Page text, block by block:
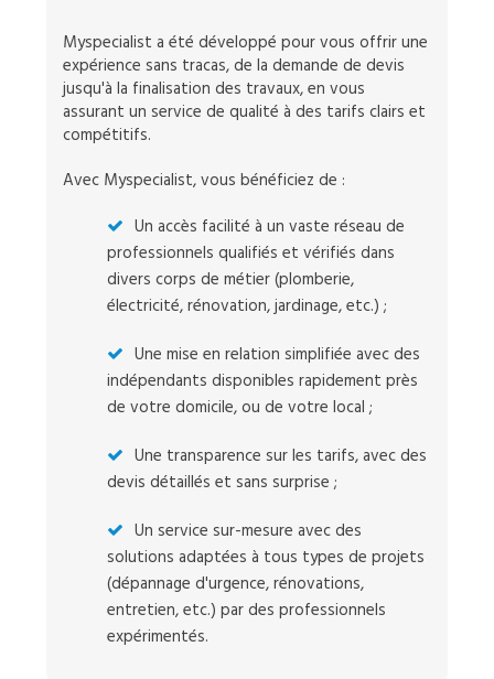
Myspecialist a été développé pour vous offrir une
expérience sans tracas, de la demande de devis
jusqu'à la finalisation des travaux, en vous
assurant un service de qualité à des tarifs clairs et
compétitifs.
Avec Myspecialist, vous bénéficiez de :
Un accès facilité à un vaste réseau de
professionnels qualifiés et vérifiés dans
divers corps de métier (plomberie,
électricité, rénovation, jardinage, etc.) ;
Une mise en relation simplifiée avec des
indépendants disponibles rapidement près
de votre domicile, ou de votre local ;
Une transparence sur les tarifs, avec des
devis détaillés et sans surprise ;
Un service sur-mesure avec des
solutions adaptées à tous types de projets
(dépannage d'urgence, rénovations,
entretien, etc.) par des professionnels
expérimentés.